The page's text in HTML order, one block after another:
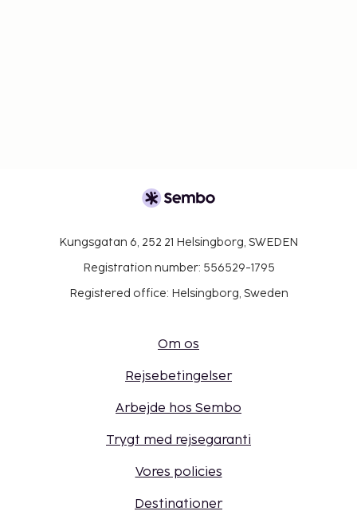
Kungsgatan 6, 252 21 Helsingborg, SWEDEN
Registration number: 556529-1795
Registered office: Helsingborg, Sweden
Om os
Rejsebetingelser
Arbejde hos Sembo
Trygt med rejsegaranti
Vores policies
Destinationer